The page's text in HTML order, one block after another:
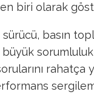
biri olarak
basın
rahatça